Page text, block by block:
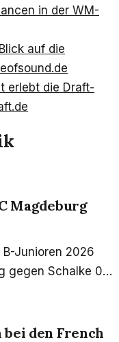
in der WM-
auf die
erlebt die Draft-
Magdeburg
B-Junioren 2026
gegen Schalke 04
das einen
den French